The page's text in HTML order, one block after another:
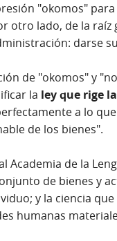
"okomos"
otro lado, de la raíz
darse
de "okomos" y
la ley que rige
a lo
de los bienes".
Academia de la
de bienes y
y la ciencia
humanas